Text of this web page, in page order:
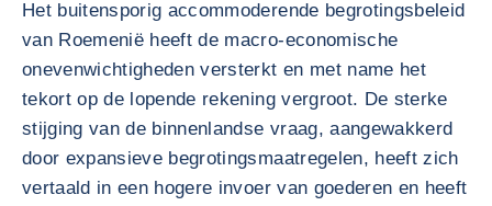
Het buitensporig accommoderende begrotingsbeleid
van Roemenië heeft de macro-economische
onevenwichtigheden versterkt en met name het
tekort op de lopende rekening vergroot. De sterke
stijging van de binnenlandse vraag, aangewakkerd
door expansieve begrotingsmaatregelen, heeft zich
vertaald in een hogere invoer van goederen en heeft